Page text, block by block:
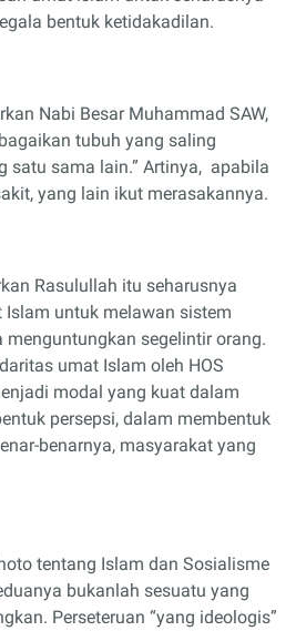
bentuk ketidakadilan.
Nabi Besar Muhammad SAW,
tubuh yang saling
satu sama lain.” Artinya, apabila
yang lain ikut merasakannya.
Rasulullah itu seharusnya
untuk melawan sistem
segelintir orang.
umat Islam oleh HOS
modal yang kuat dalam
persepsi, dalam membentuk
benarnya, masyarakat yang
tentang Islam dan Sosialisme
bukanlah sesuatu yang
Perseteruan “yang ideologis”